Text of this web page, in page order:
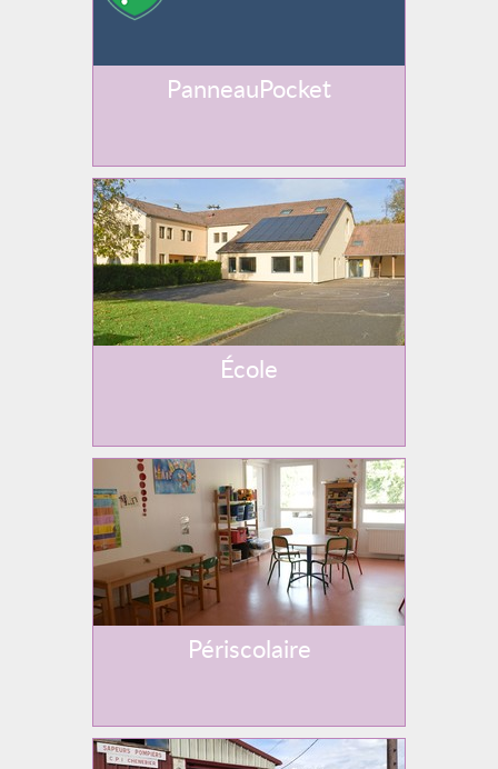
PanneauPocket
École
Périscolaire